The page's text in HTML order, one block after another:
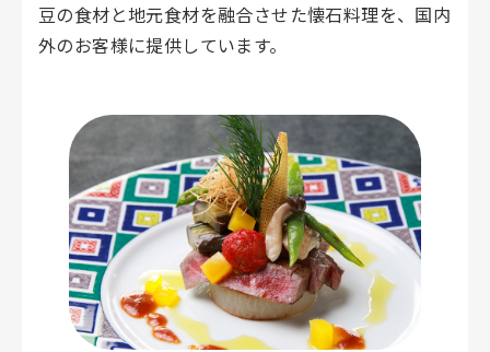
豆の食材と地元食材を融合させた懐石料理を、国内
外のお客様に提供しています。